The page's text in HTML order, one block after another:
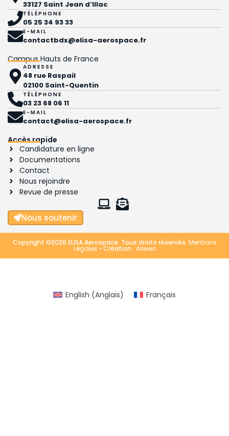
33127 Saint Jean d’Illac
TÉLÉPHONE
05 25 34 93 33
E-MAIL
contactbdx@elisa-aerospace.fr
Campus Hauts de France
ADRESSE
48 rue Raspail
02100 Saint-Quentin
TÉLÉPHONE
03 23 68 06 11
E-MAIL
contact@elisa-aerospace.fr
Accès rapide
Candidature en ligne
Documentations
Contact
Nous rejoindre
Revue de presse
Nous soutenir
Copyright ©2026 ELISA Aerospace. Tous droits réservés. Mentions
Légales • Création : Alexeo
English (Anglais) Français